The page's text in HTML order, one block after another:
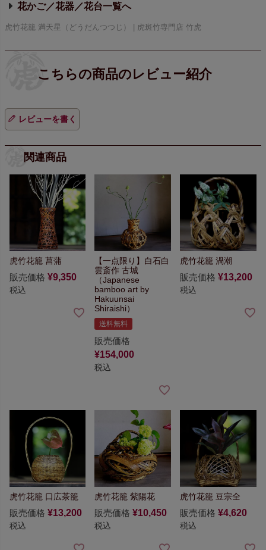
花かご／花器／花台
虎竹花籠 満天星（どうだんつつじ） | 虎斑竹専門店 竹虎
レビューを書く
関連商品
虎竹花籠 菖蒲
販売価格 ¥9,350
税込
【一点限り】 白石白
雲斎作 古城
（Japanese
bamboo art by
Hakuunsai
Shiraishi）
送料無料
販売価格
¥154,000
税込
虎竹花籠 渦潮
販売価格 ¥13,200
税込
虎竹花籠 口広茶籠
販売価格 ¥13,200
税込
虎竹花籠 紫陽花
販売価格 ¥10,450
税込
虎竹花籠 豆宗全
販売価格 ¥4,620
税込